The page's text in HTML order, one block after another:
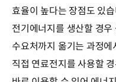
효율이 높다는 장점도 있
전기에너지를 생산할 경
수요처까지 옮기는 과정
직접 연료전지를 사용할